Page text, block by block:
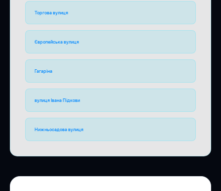
Торгова вулиця
Європейська вулиця
Гагаріна
вулиця Івана Підкови
Нижньосадова вулиця